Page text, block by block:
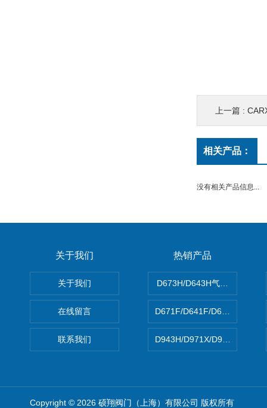
上一篇 :
相关产品：
没有相关产品信息...
关于我们
关于我们
在线留言
联系我们
热销产品
D673H/D643H气动硬密封蝶
D671F/D641F/D671X/
D943H/D971X/D971F46法兰
Copyright © 2026 硕翔阀门（上海）有限公司 版权所有